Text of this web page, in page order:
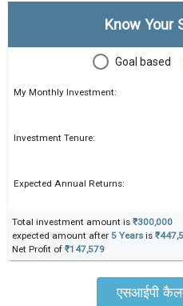
Know Your
Goal based
My Monthly Investment:
Investment Tenure:
Expected Annual Returns:
Total investment amount is ₹300,000
expected amount after 5 Years is
Net Profit of ₹147,579
एसआईपी